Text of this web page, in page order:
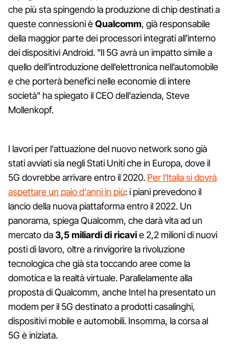
che più sta spingendo la produzione di chip destinati a
queste connessioni èQualcomm, già responsabile
della maggior parte dei processori integrati all'interno
dei dispositivi Android. "Il 5G avrà un impatto simile a
quello dell’introduzione dell’elettronica nell’automobile
e che porterà benefici nelle economie di intere
società" ha spiegato il CEO dell'azienda, Steve
Mollenkopf.
I lavori per l'attuazione del nuovo network sono già
stati avviati sia negli Stati Uniti che in Europa, dove il
5G dovrebbe arrivare entro il 2020. Per l'Italia si dovrà
aspettare un paio d'anni in più: i piani prevedono il
lancio della nuova piattaforma entro il 2022. Un
panorama, spiega Qualcomm, che darà vita ad un
mercato da3,5 miliardi di ricavie 2,2 milioni di nuovi
posti di lavoro, oltre a rinvigorire la rivoluzione
tecnologica che già sta toccando aree come la
domotica e la realtà virtuale. Parallelamente alla
proposta di Qualcomm, anche Intel ha presentato un
modem per il 5G destinato a prodotti casalinghi,
dispositivi mobile e automobili. Insomma, la corsa al
5G è iniziata.